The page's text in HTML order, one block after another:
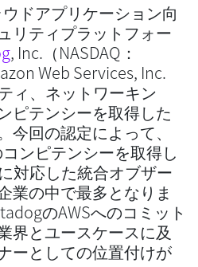
ドアプリケーション向
リティプラットフォー
, Inc.（NASDAQ：
Web Services, Inc.
ィ、ネットワーキン
ピテンシーを取得した
今回の認定によって、
ンピテンシーを取得し
対応した統合オブザー
業の中で最多となりま
のAWSへのコミット
界とユースケースに及
ーとしての位置付けが